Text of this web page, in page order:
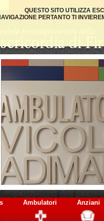
QUESTO SITO UTILIZZA
PERTANTO TI
Ambulatori Anziani